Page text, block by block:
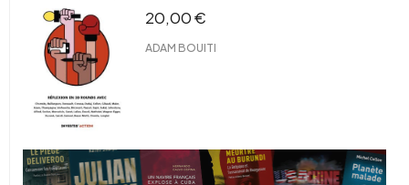
20,00€
ADAM BOUITI